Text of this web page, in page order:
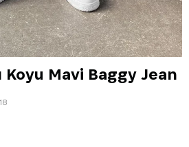
Koyu Mavi Baggy Jean